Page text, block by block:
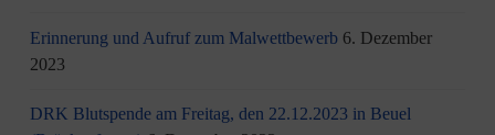
Erinnerung und Aufruf zum Malwettbewerb 6. Dezember
2023
DRK Blutspende am Freitag, den 22.12.2023 in Beuel